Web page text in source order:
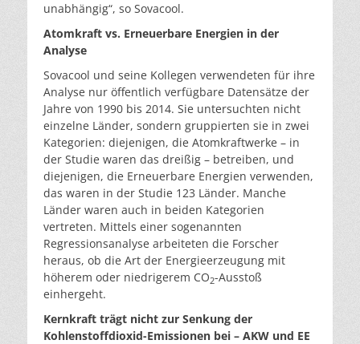
unabhängig“, so Sovacool.
Atomkraft vs. Erneuerbare Energien in der
Analyse
Sovacool und seine Kollegen verwendeten für ihre
Analyse nur öffentlich verfügbare Datensätze der
Jahre von 1990 bis 2014. Sie untersuchten nicht
einzelne Länder, sondern gruppierten sie in zwei
Kategorien: diejenigen, die Atomkraftwerke – in
der Studie waren das dreißig – betreiben, und
diejenigen, die Erneuerbare Energien verwenden,
das waren in der Studie 123 Länder. Manche
Länder waren auch in beiden Kategorien
vertreten. Mittels einer sogenannten
Regressionsanalyse arbeiteten die Forscher
heraus, ob die Art der Energieerzeugung mit
höherem oder niedrigerem CO2-Ausstoß
einhergeht.
Kernkraft trägt nicht zur Senkung der
Kohlenstoffdioxid-Emissionen bei – AKW und EE